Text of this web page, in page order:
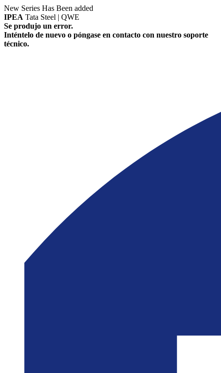
New Series Has Been added
IPEA Tata Steel | QWE
Se produjo un error.
Inténtelo de nuevo o póngase en contacto con nuestro soporte
técnico.